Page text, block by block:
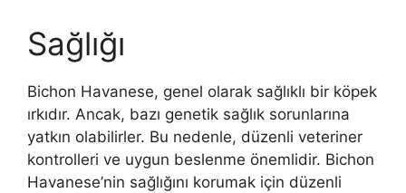
Sağlığı
Bichon Havanese, genel olarak sağlıklı bir köpek
ırkıdır. Ancak, bazı genetik sağlık sorunlarına
yatkın olabilirler. Bu nedenle, düzenli veteriner
kontrolleri ve uygun beslenme önemlidir. Bichon
Havanese’nin sağlığını korumak için düzenli